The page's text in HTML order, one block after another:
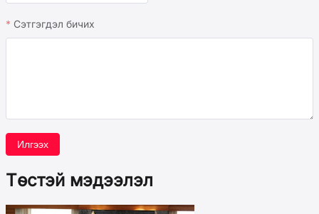
Сэтгэгдэл бичих
Илгээх
Төстэй мэдээлэл